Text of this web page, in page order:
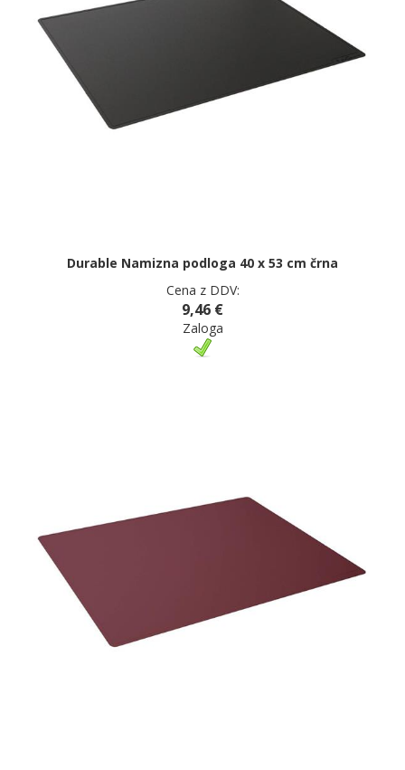
Durable Namizna podloga 40 x 53 cm črna
Cena z DDV:
9,46 €
Zaloga